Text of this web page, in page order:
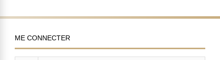
ME CONNECTER